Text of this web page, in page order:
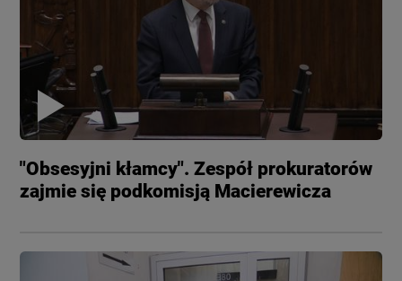
"Obsesyjni kłamcy". Zespół prokuratorów
zajmie się podkomisją Macierewicza